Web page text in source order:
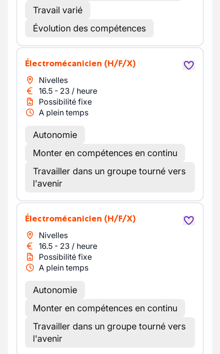
Travail varié
Évolution des compétences
Électromécanicien (H/F/X)
Nivelles
16.5 - 23 / heure
Possibilité fixe
A plein temps
Autonomie
Monter en compétences en continu
Travailler dans un groupe tourné vers
l'avenir
Électromécanicien (H/F/X)
Nivelles
16.5 - 23 / heure
Possibilité fixe
A plein temps
Autonomie
Monter en compétences en continu
Travailler dans un groupe tourné vers
l'avenir